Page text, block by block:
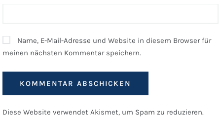
Name, E-Mail-Adresse und Website in diesem Browser für
meinen nächsten Kommentar speichern.
Diese Website verwendet Akismet, um Spam zu reduzieren.